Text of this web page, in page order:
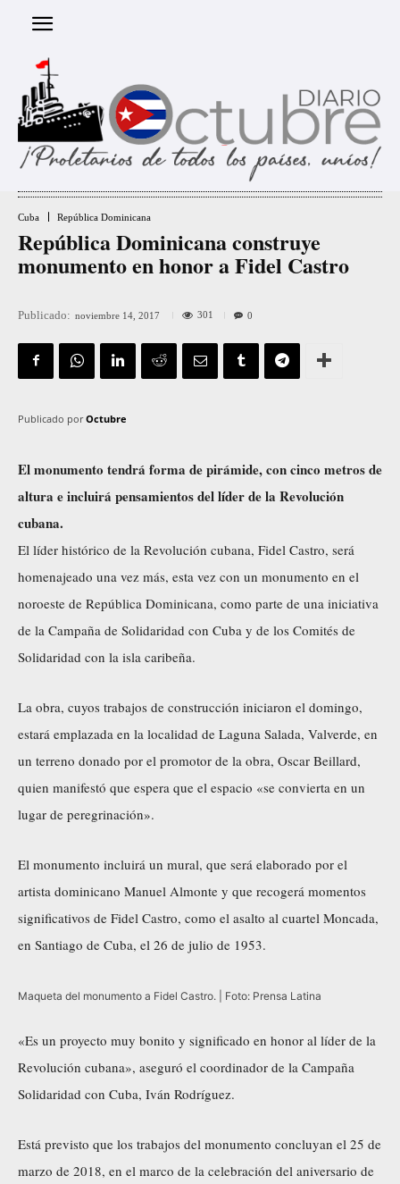
Cuba República Dominicana
República Dominicana construye
monumento en honor a Fidel Castro
Publicado: noviembre 14, 2017 301 0
Publicado por Octubre
El monumento tendrá forma de pirámide, con cinco metros de
altura e incluirá pensamientos del líder de la Revolución
cubana.
El líder histórico de la Revolución cubana, Fidel Castro, será
homenajeado una vez más, esta vez con un monumento en el
noroeste de República Dominicana, como parte de una iniciativa
de la Campaña de Solidaridad con Cuba y de los Comités de
Solidaridad con la isla caribeña.
La obra, cuyos trabajos de construcción iniciaron el domingo,
estará emplazada en la localidad de Laguna Salada, Valverde, en
un terreno donado por el promotor de la obra, Oscar Beillard,
quien manifestó que espera que el espacio «se convierta en un
lugar de peregrinación».
El monumento incluirá un mural, que será elaborado por el
artista dominicano Manuel Almonte y que recogerá momentos
significativos de Fidel Castro, como el asalto al cuartel Moncada,
en Santiago de Cuba, el 26 de julio de 1953.
Maqueta del monumento a Fidel Castro. | Foto: Prensa Latina
«Es un proyecto muy bonito y significado en honor al líder de la
Revolución cubana», aseguró el coordinador de la Campaña
Solidaridad con Cuba, Iván Rodríguez.
Está previsto que los trabajos del monumento concluyan el 25 de
marzo de 2018, en el marco de la celebración del aniversario de